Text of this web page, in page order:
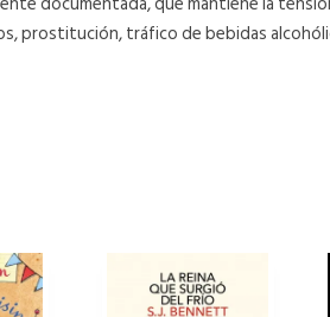
prostitución, tráfico de bebidas